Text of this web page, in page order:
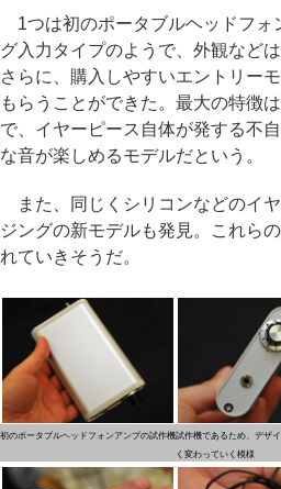
1つは初のポータブルヘッドフォ
グ入力タイプのようで、外観など
さらに、購入しやすいエントリー
もらうことができた。最大の特徴
で、イヤーピース自体が発する不
な音が楽しめるモデルだという。
また、同じくシリコンなどのイ
ジングの新モデルも発見。これら
れていきそうだ。
初のポータブルヘッドフォンアンプの試作機試作機であるため、デザ
く変わっていく模様